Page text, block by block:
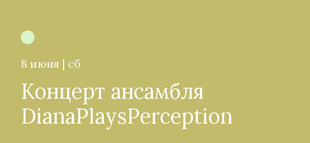
8 июня | сб
Концерт ансамбля
DianaPlaysPerception